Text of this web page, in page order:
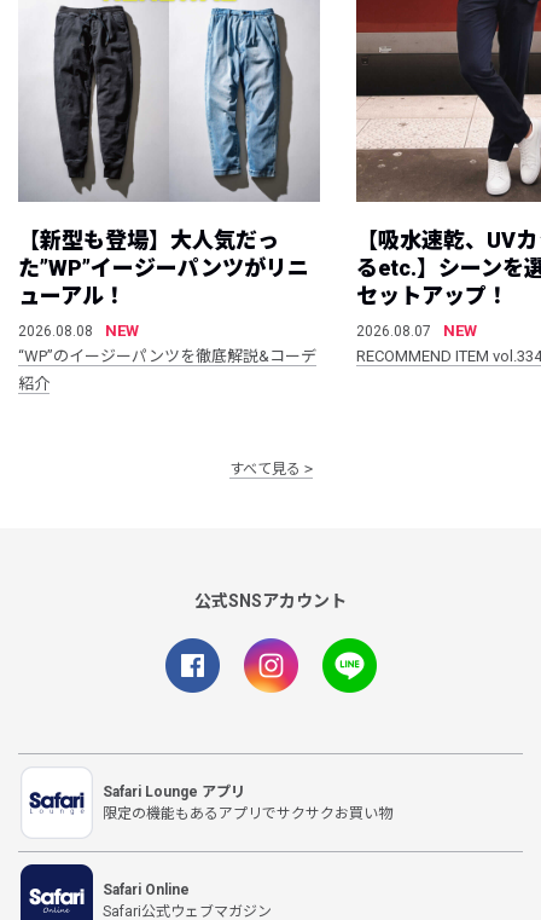
【新型も登場】大人気だっ
た”WP”イージーパンツがリニ
ューアル！
2026.08.08
NEW
“WP”のイージーパンツを徹底解説&コーデ
紹介
【吸水速乾、UV
るetc.】シーンを
セットアップ！
2026.08.07
NEW
RECOMMEND ITEM vol.334
すべて見る
公式SNSアカウント
Safari Lounge アプリ
限定の機能もあるアプリでサクサクお買い物
Safari Online
Safari公式ウェブマガジン